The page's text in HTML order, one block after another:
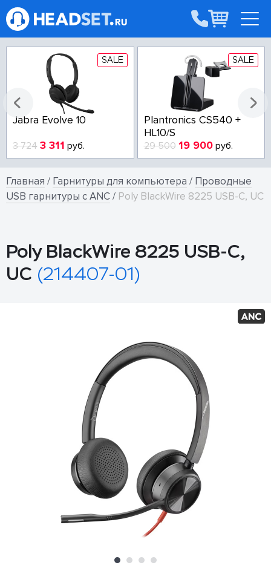
SALE
Jabra Evolve 10
3 724 3 311 руб.
SALE
Plantronics CS540 +
HL10/S
29 500 19 900руб.
Главная / Гарнитуры для компьютера / Проводные
USB гарнитуры с ANC/ Poly BlackWire 8225 USB-C, UC
Poly BlackWire 8225 USB-C,
UC (214407-01)